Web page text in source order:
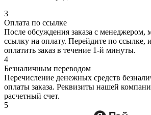
3
Оплата по ссылке
После обсуждения заказа с менеджером,
ссылку на оплату. Перейдите по ссылке,
оплатить заказ в течение 1-й минуты.
4
Безналичным переводом
Перечисление денежных средств
оплаты заказа. Реквизиты нашей
расчетный счет.
5